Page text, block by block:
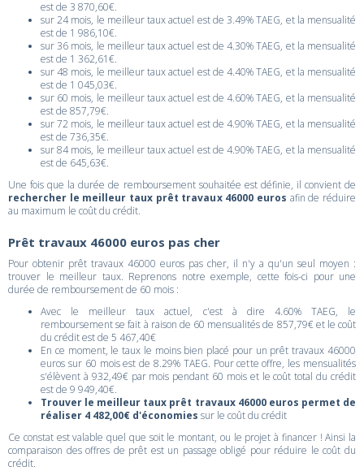
est de 3 870,60€.
sur 24 mois, le meilleur taux actuel est de 3.49% TAEG, et la mensualité
est de 1 986,10€.
sur 36 mois, le meilleur taux actuel est de 4.30% TAEG, et la mensualité
est de 1 362,61€.
sur 48 mois, le meilleur taux actuel est de 4.40% TAEG, et la mensualité
est de 1 045,03€.
sur 60 mois, le meilleur taux actuel est de 4.60% TAEG, et la mensualité
est de 857,79€.
sur 72 mois, le meilleur taux actuel est de 4.90% TAEG, et la mensualité
est de 736,35€.
sur 84 mois, le meilleur taux actuel est de 4.90% TAEG, et la mensualité
est de 645,63€.
Une fois que la durée de remboursement souhaitée est définie, il convient de
rechercher le meilleur taux prêt travaux 46000 euros afin de réduire
au maximum le coût du crédit.
Prêt travaux 46000 euros pas cher
Pour obtenir prêt travaux 46000 euros pas cher, il n'y a qu'un seul moyen :
trouver le meilleur taux. Reprenons notre exemple, cette fois-ci pour une
durée de remboursement de 60 mois :
Avec le meilleur taux actuel, c'est à dire 4.60% TAEG, le
remboursement se fait à raison de 60 mensualités de 857,79€ et le coût
du crédit est de 5 467,40€
En ce moment, le taux le moins bien placé pour un prêt travaux 46000
euros sur 60 mois est de 8.29% TAEG. Pour cette offre, les mensualités
s'élèvent à 932,49€ par mois pendant 60 mois et le coût total du crédit
est de 9 949,40€.
Trouver le meilleur taux prêt travaux 46000 euros permet de
réaliser 4 482,00€ d'économies sur le coût du crédit
Ce constat est valable quel que soit le montant, ou le projet à financer ! Ainsi la
comparaison des offres de prêt est un passage obligé pour réduire le coût du
crédit.